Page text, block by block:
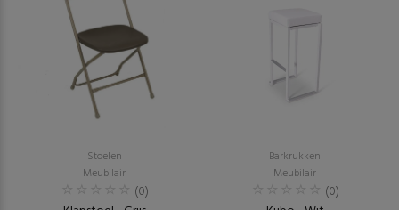
Stoelen
Meubilair
(0)
Barkrukken
Meubilair
(0)